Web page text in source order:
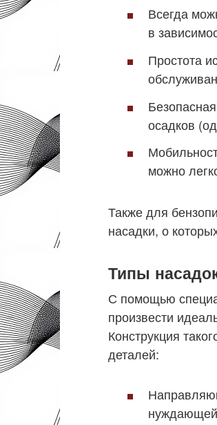
Всегда
в
Простота
осадков
можно
Также для
насадки, о
Типы
С помощью
произвести
Конструкция
деталей: